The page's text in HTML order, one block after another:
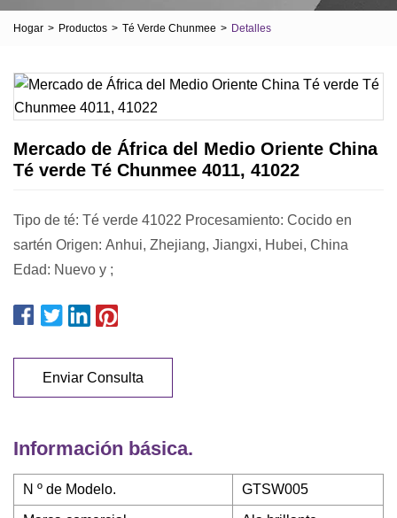
Hogar > Productos > Té Verde Chunmee > Detalles
Mercado de África del Medio Oriente China
Té verde Té Chunmee 4011, 41022
Tipo de té: Té verde 41022 Procesamiento: Cocido en
sartén Origen: Anhui, Zhejiang, Jiangxi, Hubei, China
Edad: Nuevo y ;
Enviar Consulta
Información básica.
N º de Modelo. GTSW005